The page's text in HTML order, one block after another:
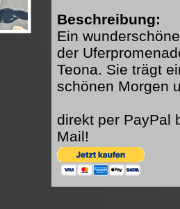
Beschreibung:
Ein
der
Teona. Sie trägt
schönen Morgen
direkt per PayPal
Mail!